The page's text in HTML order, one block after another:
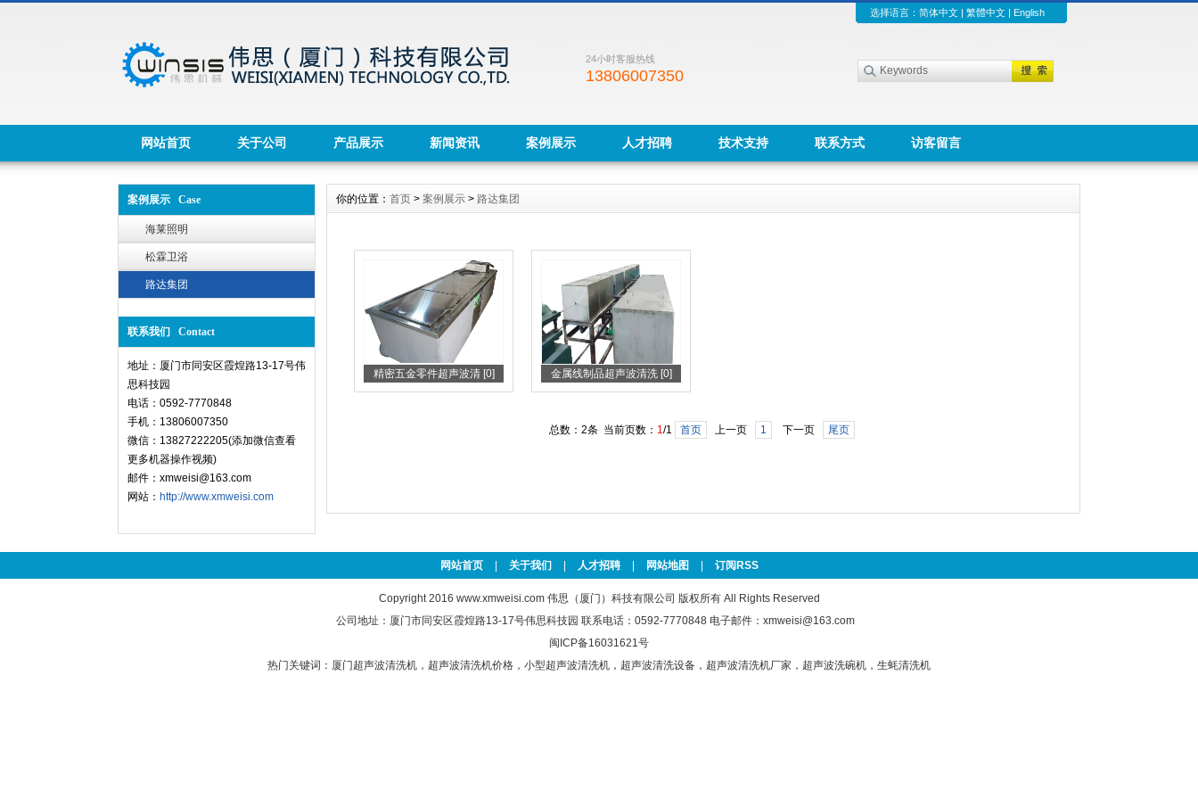
选择语言： 简体中文| 繁體中文| English
24小时客服热线
13806007350
网站首页 关于公司 产品展示 新闻资讯 案例展示 人才招聘 技术支持 联系方式 访客留言
案例展示 Case
海莱照明
松霖卫浴
路达集团
联系我们 Contact
地址：厦门市同安区霞煌路13-17号伟
思科技园
电话：0592-7770848
手机：13806007350
微信：13827222205(添加微信查看
更多机器操作视频)
邮件：xmweisi@163.com
网站： http://www.xmweisi.com
你的位置： 首页 > 案例展示 > 路达集团
精密五金零件超声波清 [0] 金属线制品超声波清洗 [0]
总数：2条 当前页数： 1/1 首页 上一页 1 下一页 尾页
网站首页 关于我们 人才招聘 网站地图 订阅RSS
Copyright 2016 www.xmweisi.com伟思（厦门）科技有限公司 版权所有 All Rights Reserved
公司地址：厦门市同安区霞煌路13-17号伟思科技园 联系电话：0592-7770848 电子邮件：xmweisi@163.com
闽ICP备16031621号
热门关键词： 厦门超声波清洗机 ， 超声波清洗机价格 ， 小型超声波清洗机 ， 超声波清洗设备 ， 超声波清洗机厂家 ， 超声波洗碗机 ， 生蚝清洗机